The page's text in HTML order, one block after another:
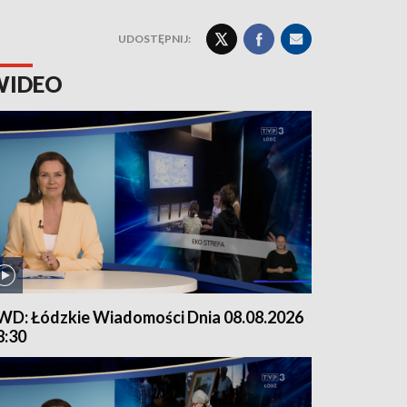
UDOSTĘPNIJ:
Łódzkie Wiadomości Dnia 08.08.2026